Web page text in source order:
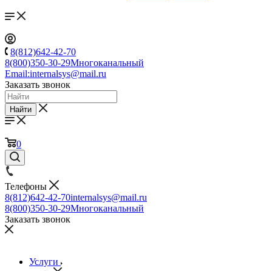
8(812)642-42-70
8(800)350-30-29Многоканальный
Email:internalsys@mail.ru
Заказать звонок
Найти
0
Телефоны
8(812)642-42-70internalsys@mail.ru
8(800)350-30-29Многоканальный
Заказать звонок
Услуги